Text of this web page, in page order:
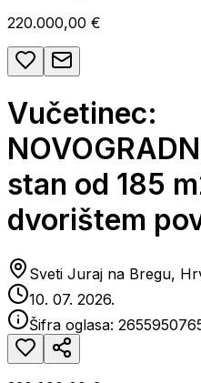
220.000,00 €
Vučetinec:
stan od 185
dvorištem
Sveti Juraj na Bregu,
10. 07. 2026.
Šifra oglasa: